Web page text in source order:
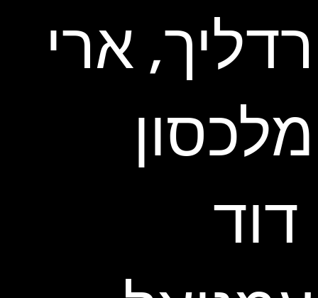
רדליך, ארי
מלכסון
דוד